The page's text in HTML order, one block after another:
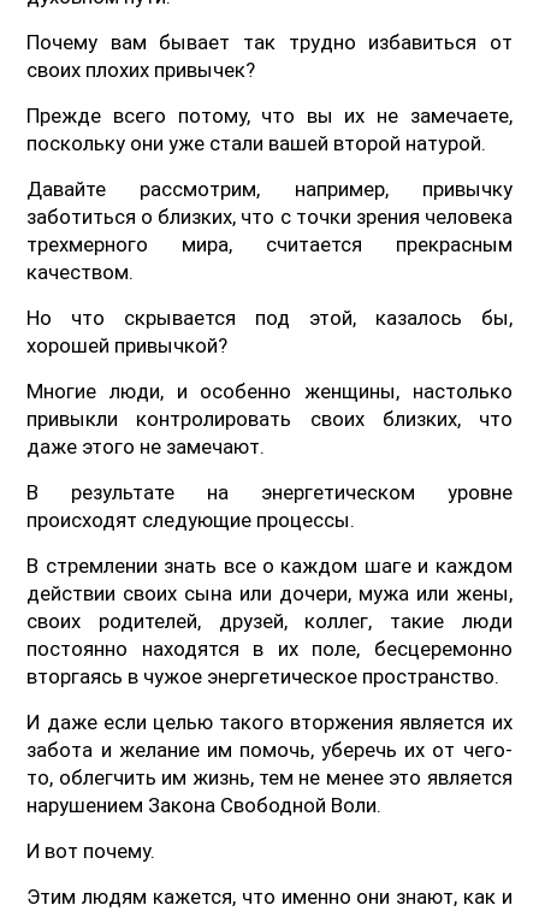
Почему вам бывает так трудно избавиться от
своих плохих привычек?
Прежде всего потому, что вы их не замечаете,
поскольку они уже стали вашей второй натурой.
Давайте рассмотрим, например, привычку
заботиться о близких, что с точки зрения человека
трехмерного мира, считается прекрасным
качеством.
Но что скрывается под этой, казалось бы,
хорошей привычкой?
Многие люди, и особенно женщины, настолько
привыкли контролировать своих близких, что
даже этого не замечают.
В результате на энергетическом уровне
происходят следующие процессы.
В стремлении знать все о каждом шаге и каждом
действии своих сына или дочери, мужа или жены,
своих родителей, друзей, коллег, такие люди
постоянно находятся в их поле, бесцеремонно
вторгаясь в чужое энергетическое пространство.
И даже если целью такого вторжения является их
забота и желание им помочь, уберечь их от чего-
то, облегчить им жизнь, тем не менее это является
нарушением Закона Свободной Воли.
И вот почему.
Этим людям кажется, что именно они знают, как и